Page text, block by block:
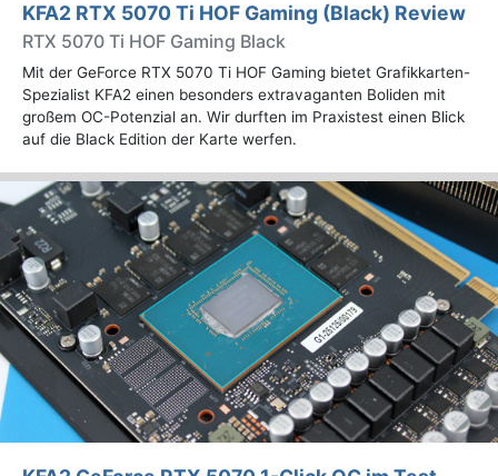
KFA2 RTX 5070 Ti HOF Gaming (Black) Review
RTX 5070 Ti HOF Gaming Black
Mit der GeForce RTX 5070 Ti HOF Gaming bietet Grafikkarten-
Spezialist KFA2 einen besonders extravaganten Boliden mit
großem OC-Potenzial an. Wir durften im Praxistest einen Blick
auf die Black Edition der Karte werfen.